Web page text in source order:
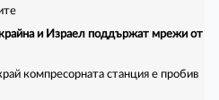
и Израел поддържат мрежи от
компресорната станция е пробив